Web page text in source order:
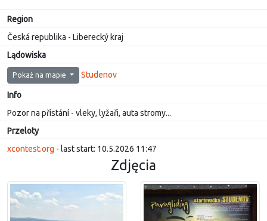
Region
Česká republika - Liberecký kraj
Lądowiska
Pokaż na mapie Studenov
Info
Pozor na přístání - vleky, lyžaři, auta stromy...
Przeloty
xcontest.org - last start: 10.5.2026 11:47
Zdjęcia